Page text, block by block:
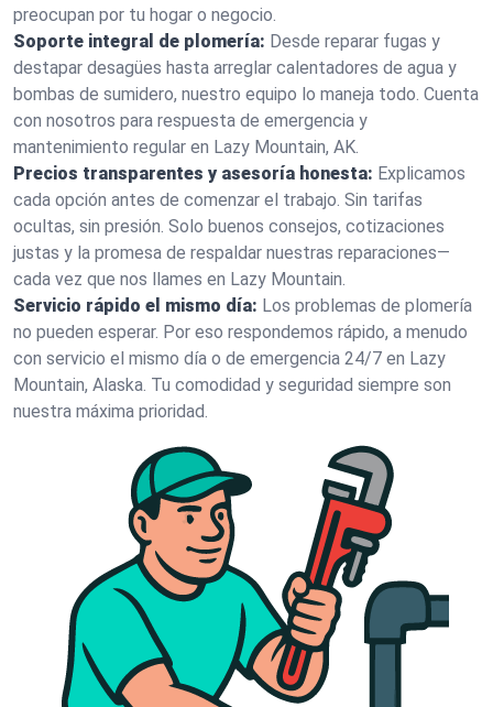
preocupan por tu hogar o negocio.
Soporte integral de plomería: Desde reparar fugas y
destapar desagües hasta arreglar calentadores de agua y
bombas de sumidero, nuestro equipo lo maneja todo. Cuenta
con nosotros para respuesta de emergencia y
mantenimiento regular en Lazy Mountain, AK.
Precios transparentes y asesoría honesta: Explicamos
cada opción antes de comenzar el trabajo. Sin tarifas
ocultas, sin presión. Solo buenos consejos, cotizaciones
justas y la promesa de respaldar nuestras reparaciones—
cada vez que nos llames en Lazy Mountain.
Servicio rápido el mismo día: Los problemas de plomería
no pueden esperar. Por eso respondemos rápido, a menudo
con servicio el mismo día o de emergencia 24/7 en Lazy
Mountain, Alaska. Tu comodidad y seguridad siempre son
nuestra máxima prioridad.